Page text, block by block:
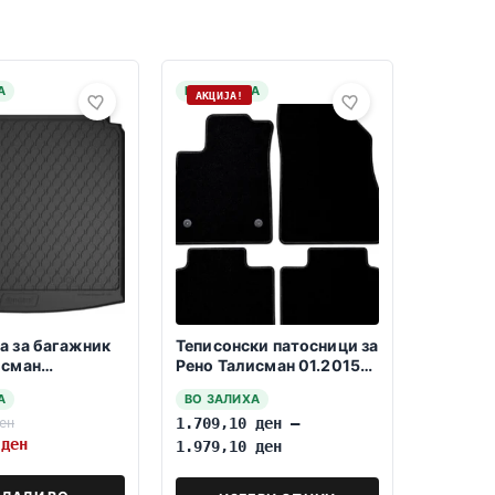
за багажник
ден
НА ЗАЛИХА
АКЦИЈА!
Теписонски патосници за
Рено Талисман 01.2015-
ВО ЗАЛИХА
1.709,10 ден –
1.979,10 ден